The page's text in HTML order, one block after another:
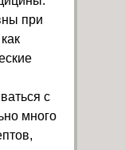
при
с
много